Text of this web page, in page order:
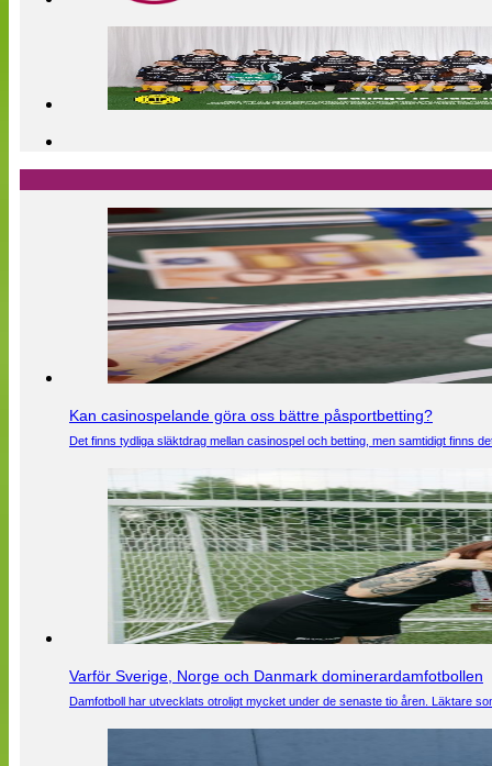
Kan casinospelande göra oss bättre påsportbetting?
Det finns tydliga släktdrag mellan casinospel och betting, men samtidigt finns
Varför Sverige, Norge och Danmark dominerardamfotbollen
Damfotboll har utvecklats otroligt mycket under de senaste tio åren. Läktare